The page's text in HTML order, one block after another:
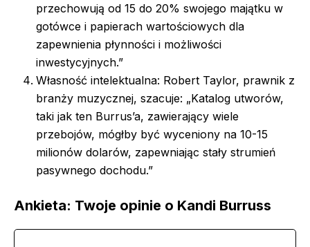
przechowują od 15 do 20% swojego majątku w
gotówce i papierach wartościowych dla
zapewnienia płynności i możliwości
inwestycyjnych.”
Własność intelektualna: Robert Taylor, prawnik z
branży muzycznej, szacuje: „Katalog utworów,
taki jak ten Burrus’a, zawierający wiele
przebojów, mógłby być wyceniony na 10-15
milionów dolarów, zapewniając stały strumień
pasywnego dochodu.”
Ankieta: Twoje opinie o Kandi Burruss